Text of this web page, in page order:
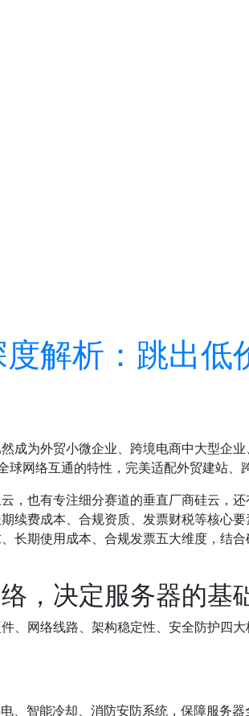
解析：跳出低
成为外贸小微企业、跨境电商中大型企
网络互通的特性，完美适配外贸建站、
，也有专注细分赛道的垂直厂商硅云，
续费成本、合规资质、发票财税等核心
长期使用成本、合规发票五大维度，结
，决定服务器的基
、网络线路、架构稳定性、安全防护四
、智能冷却、消防安防系统，保障服务